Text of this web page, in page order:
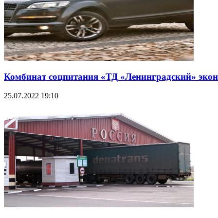
Комбинат соцпитания «ТД «Ленинградский»
25.07.2022 19:10